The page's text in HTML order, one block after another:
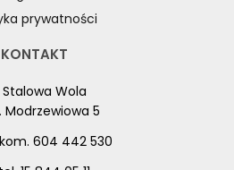
prywatności
KONTAKT
Stalowa Wola
Modrzewiowa 5
604 442 530